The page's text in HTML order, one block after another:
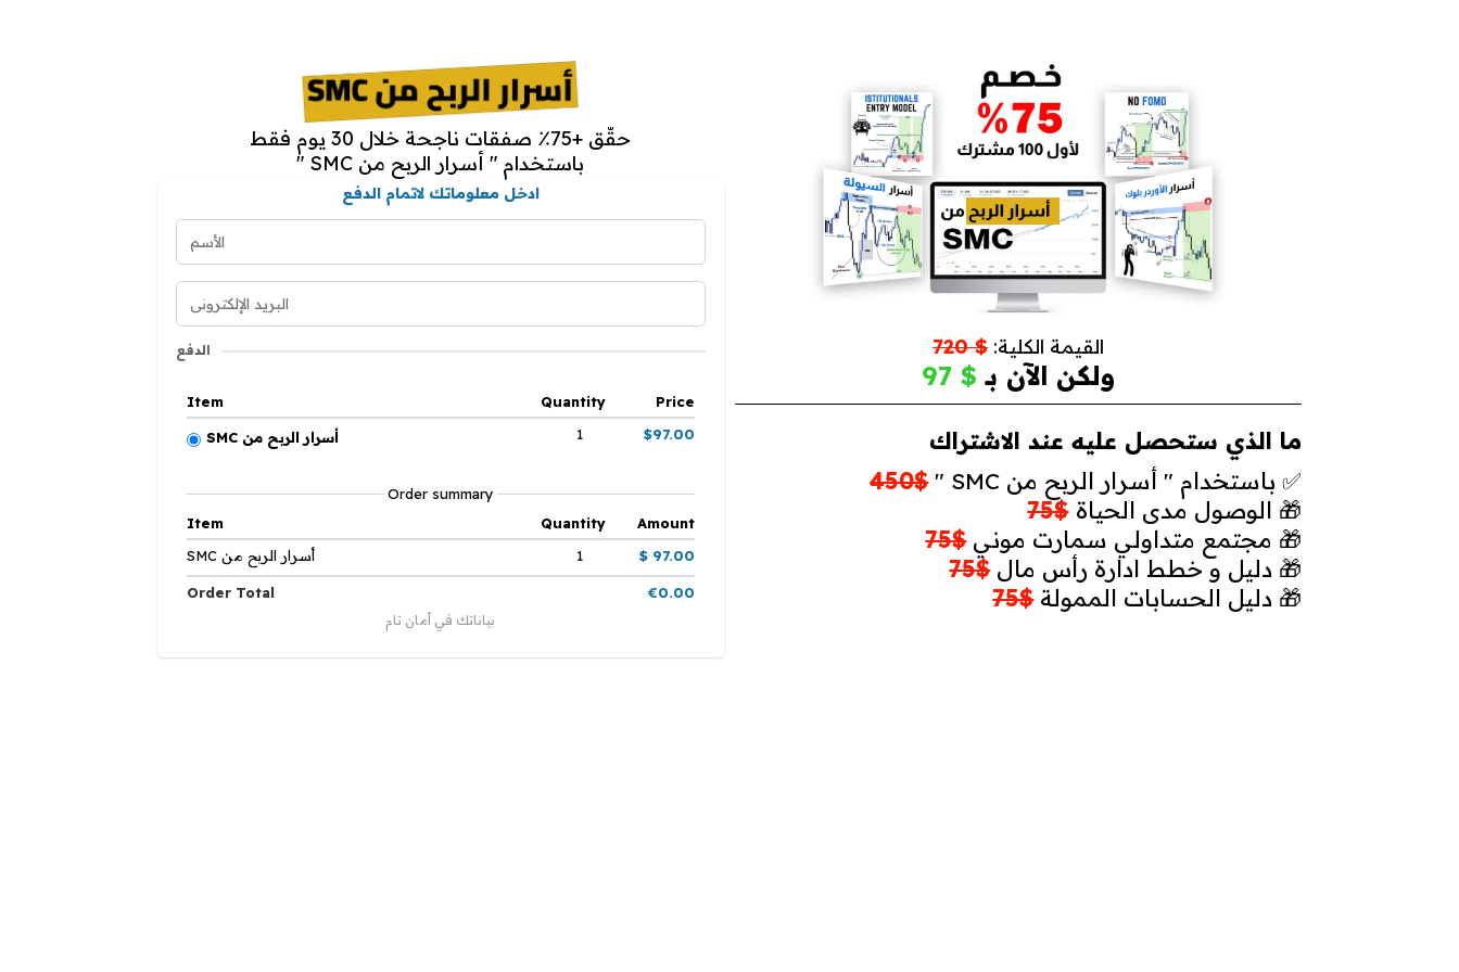
حقّق +75٪ صفقات ناجحة خلال
فقط
" SMC باستخدام " أسرار الربح من
ادخل معلوماتك لاتمام الدفع
الدفع
Item Quantity Price
SMC أسرار الربح من 1 $97.00
Order summary
Item
Quantity
Amount
SMC أسرار الربح من
1 $ 97.00
Order Total €0.00
بياناتك في أمان تام
القيمة الكلية:$ 720
ولكن الآن بـ $ 97
ما الذي ستحصل عليه عند الاشتراك
450$
" SMC باستخدام " أسرار الربح من ✅
الوصول مدى الحياة $75
🎁
مجتمع متداولي سمارت موني$75
🎁
دليل و خطط ادارة رأس مال$75
🎁
دليل الحسابات الممولة$75 🎁